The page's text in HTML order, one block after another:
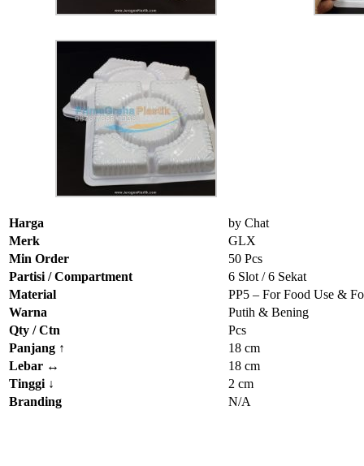
Harga
by Chat
Merk
GLX
Min Order
50 Pcs
Partisi / Compartment
6 Slot / 6 Sekat
Material
PP5 – For Food Use &
Warna
Putih & Bening
Qty / Ctn
Pcs
Panjang ↑
18 cm
Lebar ↔
18 cm
Tinggi ↓
2 cm
Branding
N/A